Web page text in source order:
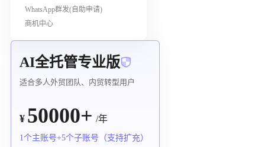
WhatsApp群发(自助申请)
商机中心
AI全托管专业版
适合多人外贸团队、内贸转型用户
¥ 50000+ /年
1个主账号+5个子账号（支持扩充）